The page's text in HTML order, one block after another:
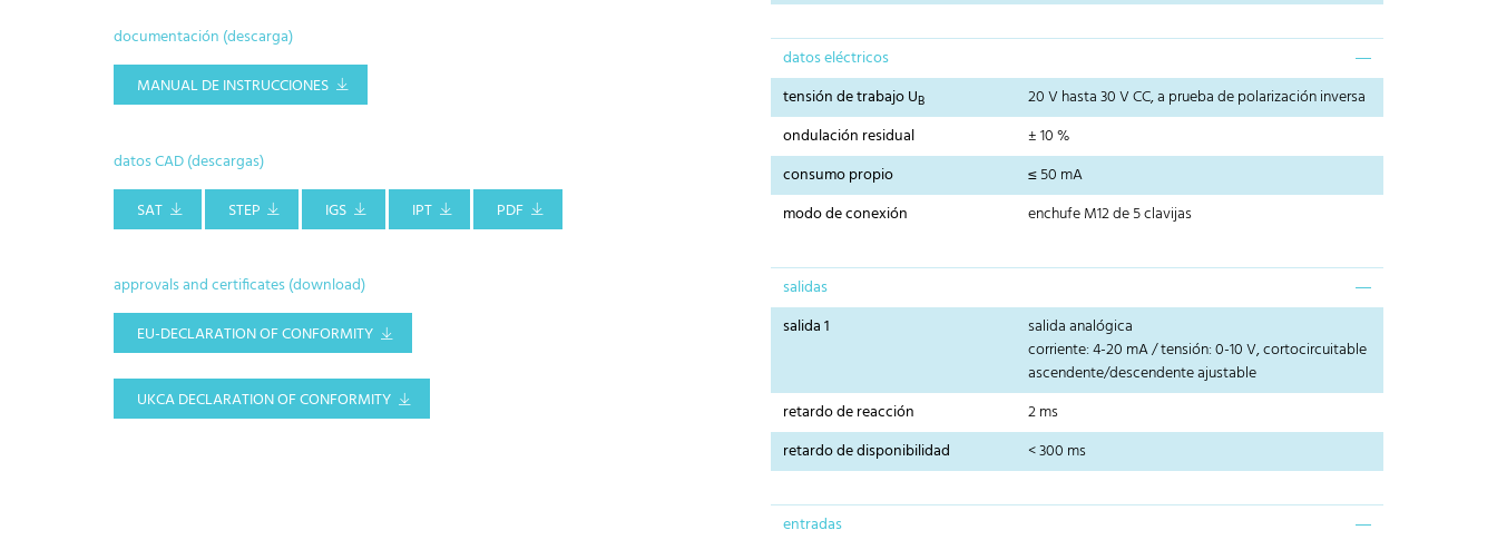
documentación (descarga)
MANUAL DE INSTRUCCIONES
datos CAD (descargas)
SAT
STEP IGS IPT PDF
approvals and certificates (download)
EU-DECLARATION OF CONFORMITY
UKCA DECLARATION OF CONFORMITY
datos eléctricos
tensión de trabajo UB
20 V hasta 30 V CC, a prueba de polarización inversa
ondulación residual
± 10 %
consumo propio
≤ 50 mA
modo de conexión
enchufe M12 de 5 clavijas
salidas
salida 1
salida analógica
corriente: 4-20 mA / tensión: 0-10 V, cortocircuitable
ascendente/descendente ajustable
retardo de reacción
2 ms
retardo de disponibilidad
< 300 ms
entradas